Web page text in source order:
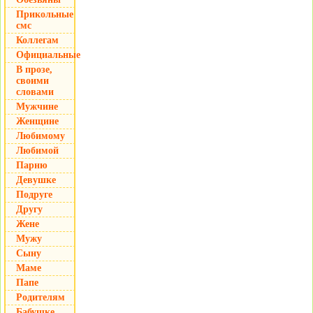
Прикольные
смс
Коллегам
Официальные
В прозе,
своими
словами
Мужчине
Женщине
Любимому
Любимой
Парню
Девушке
Подруге
Другу
Жене
Мужу
Сыну
Маме
Папе
Родителям